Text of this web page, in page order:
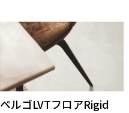
ペルゴLVTフロアRigid